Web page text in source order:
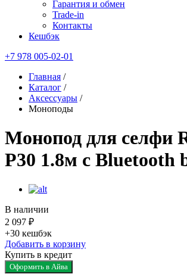
Гарантия и обмен
Trade-in
Контакты
Кешбэк
+7 978 005-02-01
Главная /
Каталог /
Аксессуары /
Моноподы
Монопод для селфи
P30 1.8м с Bluetooth
В наличии
2 097 ₽
+30 кешбэк
Добавить в корзину
Купить в кредит
Оформить в Айва